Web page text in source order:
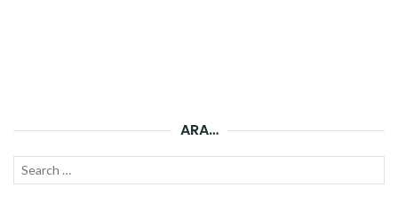
ARA…
Search